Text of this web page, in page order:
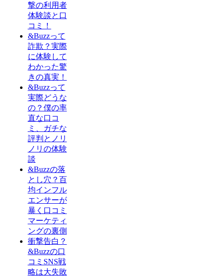
撃の利用者
体験談と口
コミ！
&Buzzって
詐欺？実際
に体験して
わかった驚
きの真実！
&Buzzって
実際どうな
の？僕の率
直な口コ
ミ、ガチな
評判とノリ
ノリの体験
談
&Buzzの落
とし穴？百
均インフル
エンサーが
暴く口コミ
マーケティ
ングの裏側
衝撃告白？
&Buzzの口
コミSNS戦
略は大失敗